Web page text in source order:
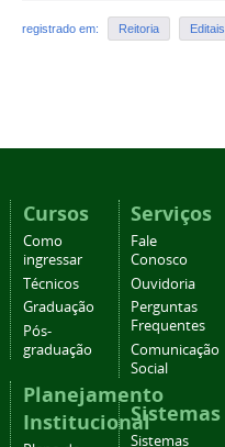
registrado em: Reitoria Editais
Cursos
Como
ingressar
Técnicos
Graduação
Pós-
graduação
Planejamento
Institucional
Serviços
Fale
Conosco
Ouvidoria
Perguntas
Frequentes
Comunicação
Social
Sistemas
Sistemas